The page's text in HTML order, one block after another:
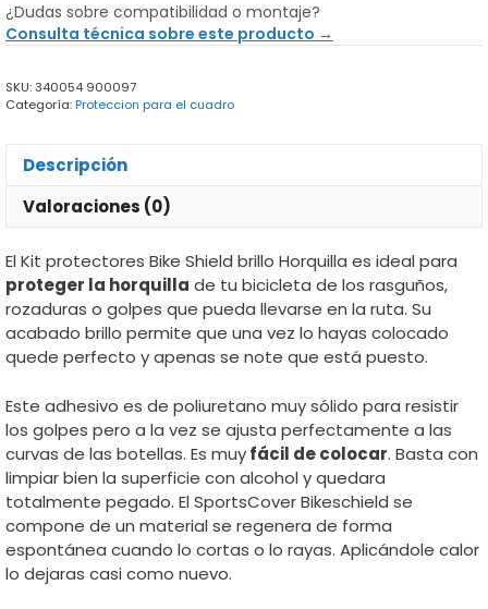
Shield
brillo
¿Dudas sobre compatibilidad o montaje?
Consulta técnica sobre este producto →
SKU:340054 900097
Categoría:Proteccion para el cuadro
Descripción
Valoraciones (0)
El Kit protectores Bike Shield brillo Horquilla es ideal para
proteger la horquilla de tu bicicleta de los rasguños,
rozaduras o golpes que pueda llevarse en la ruta. Su
acabado brillo permite que una vez lo hayas colocado
quede perfecto y apenas se note que está puesto.
Este adhesivo es de poliuretano muy sólido para resistir
los golpes pero a la vez se ajusta perfectamente a las
curvas de las botellas. Es muyfácil de colocar. Basta con
limpiar bien la superficie con alcohol y quedara
totalmente pegado. El SportsCover Bikeschield se
compone de un material se regenera de forma
espontánea cuando lo cortas o lo rayas. Aplicándole calor
lo dejaras casi como nuevo.